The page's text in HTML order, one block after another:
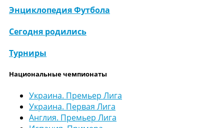
Энциклопедия Футбола
Сегодня родились
Турниры
Национальные чемпионаты
Украина. Премьер Лига
Украина. Первая Лига
Англия. Премьер Лига